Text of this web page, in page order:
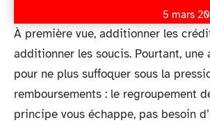
5 mars
À première vue, additionner les
additionner les soucis. Pourtant, une
pour ne plus suffoquer sous la
remboursements : le regroupement
principe vous échappe, pas besoin